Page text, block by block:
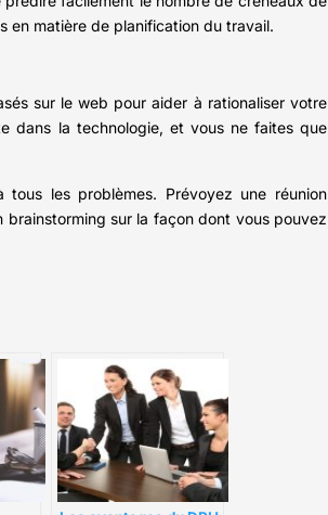
en matière de planification du travail.
sur le web pour aider à rationaliser votre
dans la technologie, et vous ne faites que
les problèmes. Prévoyez une réunion
sur la façon dont vous pouvez